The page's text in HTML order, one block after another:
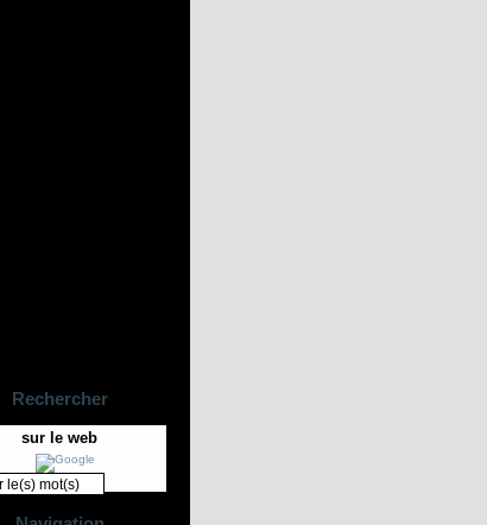
Rechercher
sur le web